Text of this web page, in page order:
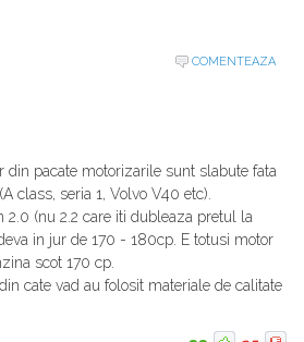
COMENTEAZA
din pacate motorizarile sunt slabute fata
class, seria 1, Volvo V40 etc).
2.0 (nu 2.2 care iti dubleaza pretul la
in jur de 170 - 180cp. E totusi motor
scot 170 cp.
cate vad au folosit materiale de calitate